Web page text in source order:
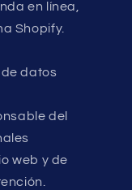
en línea,
Shopify.
datos
del
web y de